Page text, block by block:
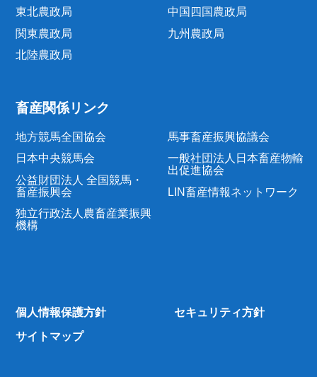
東北農政局
関東農政局
北陸農政局
中国四国農政局
九州農政局
畜産関係リンク
地方競馬全国協会
日本中央競馬会
公益財団法人 全国競馬・
畜産振興会
独立行政法人農畜産業振興
機構
馬事畜産振興協議会
一般社団法人日本畜産物輸
出促進協会
LIN畜産情報ネットワーク
個人情報保護方針 セキュリティ方針
サイトマップ